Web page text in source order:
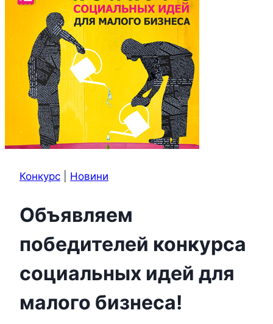
Конкурс Новини
Объявляем
победителей конкурса
социальных идей для
малого бизнеса!